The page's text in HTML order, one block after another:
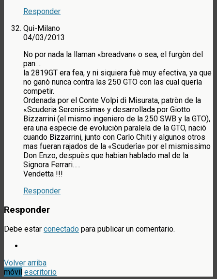
Responder
Qui-Milano
04/03/2013
No por nada la llaman «breadvan» o sea, el furgòn del
pan….
la 2819GT era fea, y ni siquiera fuè muy efectiva, ya que
no ganò nunca contra las 250 GTO con las cual querìa
competir.
Ordenada por el Conte Volpi di Misurata, patròn de la
«Scuderia Serenissima» y desarrollada por Giotto
Bizzarrini (el mismo ingeniero de la 250 SWB y la GTO),
era una especie de evoluciòn paralela de la GTO, naciò
cuando Bizzarrini, junto con Carlo Chiti y algunos otros
mas fueran rajados de la «Scuderìa» por el mismissimo
Don Enzo, despuès que habian hablado mal de la
Signora Ferrari…..
Vendetta !!!
Responder
Responder
Debe estar conectado para publicar un comentario.
Volver arriba
móvil escritorio